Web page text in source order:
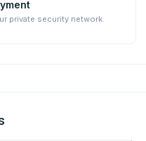
private security network.